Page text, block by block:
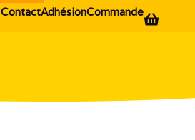
Commande
Adhésion
Contact